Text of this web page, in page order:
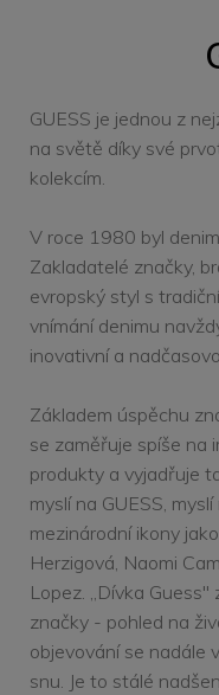
GUESS je jednou z
na světě díky své
kolekcím.
V roce 1980 byl
Zakladatelé značky,
evropský styl s
vnímání denimu
inovativní a
Základem úspěchu
se zaměřuje spíše na
produkty a vyjadřuje
myslí na GUESS,
mezinárodní ikony
Herzigová, Naomi
Lopez. „Dívka
značky - pohled na
objevování se nadále
snu. Je to stálé